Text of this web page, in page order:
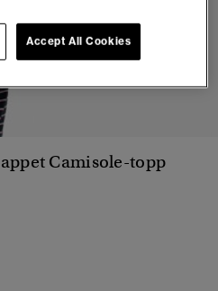
4 5 6 7
Camisole-topp
Accept All Cookies